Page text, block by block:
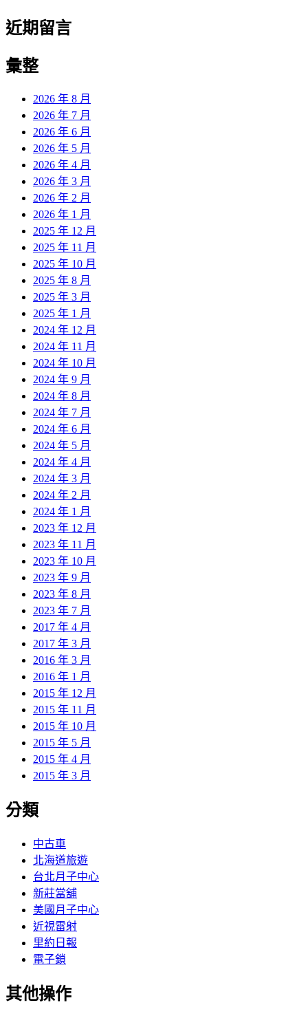
近期留言
彙整
2026 年 8 月
2026 年 7 月
2026 年 6 月
2026 年 5 月
2026 年 4 月
2026 年 3 月
2026 年 2 月
2026 年 1 月
2025 年 12 月
2025 年 11 月
2025 年 10 月
2025 年 8 月
2025 年 3 月
2025 年 1 月
2024 年 12 月
2024 年 11 月
2024 年 10 月
2024 年 9 月
2024 年 8 月
2024 年 7 月
2024 年 6 月
2024 年 5 月
2024 年 4 月
2024 年 3 月
2024 年 2 月
2024 年 1 月
2023 年 12 月
2023 年 11 月
2023 年 10 月
2023 年 9 月
2023 年 8 月
2023 年 7 月
2017 年 4 月
2017 年 3 月
2016 年 3 月
2016 年 1 月
2015 年 12 月
2015 年 11 月
2015 年 10 月
2015 年 5 月
2015 年 4 月
2015 年 3 月
分類
中古車
北海道旅遊
台北月子中心
新莊當舖
美國月子中心
近視雷射
里約日報
電子鎖
其他操作